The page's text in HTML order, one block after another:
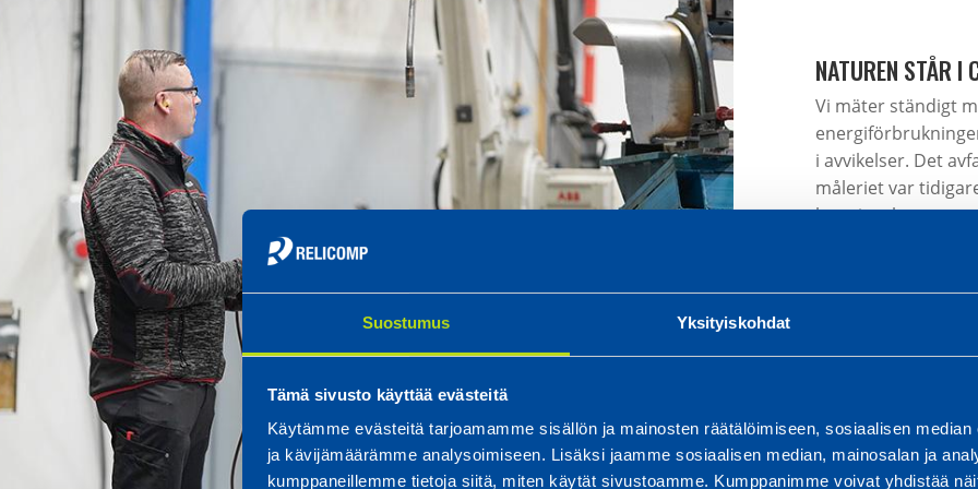
Suostumus Yksityiskohdat
Tämä sivusto käyttää evästeitä
Käytämme evästeitä tarjoamamme sisällön ja mainosten räätälöimiseen, sosiaalisen
ja kävijämäärämme analysoimiseen. Lisäksi jaamme sosiaalisen median, mainosalan ja
kumppaneillemme tietoja siitä, miten käytät sivustoamme. Kumppanimme voivat yhdistää
NATUREN STÅR I
Vi mäter ständigt
i avvikelser. Det
måleriet var
har gjort har renat
Vi maximerar
samtidigt
samarbetet med